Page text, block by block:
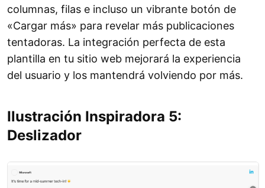
columnas, filas e incluso un vibrante botón de
«Cargar más» para revelar más publicaciones
tentadoras. La integración perfecta de esta
plantilla en tu sitio web mejorará la experiencia
del usuario y los mantendrá volviendo por más.
Ilustración Inspiradora 5:
Deslizador